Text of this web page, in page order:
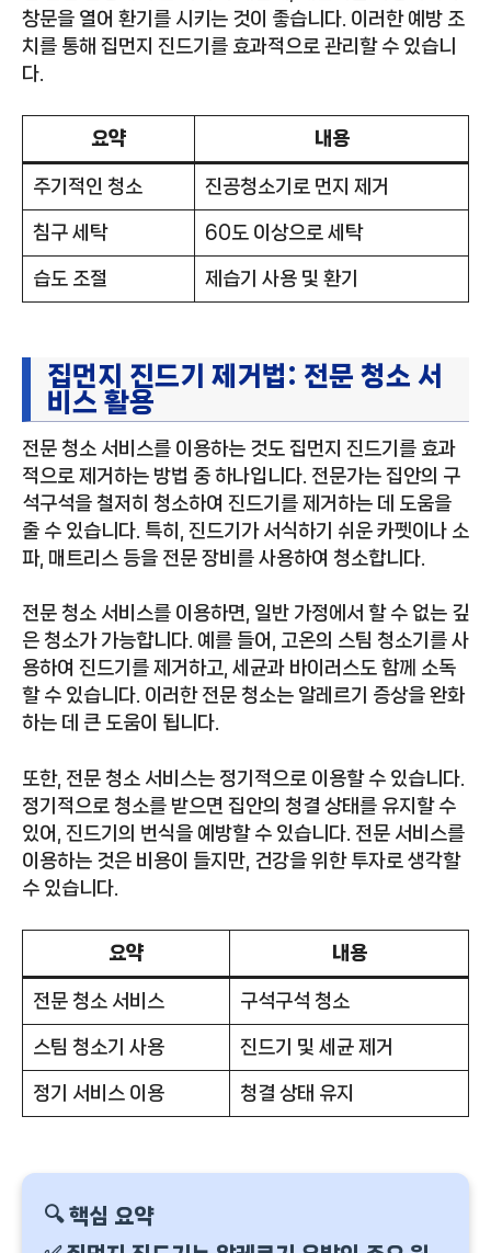
창문을 열어 환기를 시키는 것이 좋습니다. 이러한 예방 조
치를 통해 집먼지 진드기를 효과적으로 관리할 수 있습니
다.
요약 내용
주기적인 청소 진공청소기로 먼지 제거
침구 세탁 60도 이상으로 세탁
습도 조절 제습기 사용 및 환기
집먼지 진드기 제거법: 전문 청소 서
비스 활용
전문 청소 서비스를 이용하는 것도 집먼지 진드기를 효과
적으로 제거하는 방법 중 하나입니다. 전문가는 집안의 구
석구석을 철저히 청소하여 진드기를 제거하는 데 도움을
줄 수 있습니다. 특히, 진드기가 서식하기 쉬운 카펫이나 소
파, 매트리스 등을 전문 장비를 사용하여 청소합니다.
전문 청소 서비스를 이용하면, 일반 가정에서 할 수 없는 깊
은 청소가 가능합니다. 예를 들어, 고온의 스팀 청소기를 사
용하여 진드기를 제거하고, 세균과 바이러스도 함께 소독
할 수 있습니다. 이러한 전문 청소는 알레르기 증상을 완화
하는 데 큰 도움이 됩니다.
또한, 전문 청소 서비스는 정기적으로 이용할 수 있습니다.
정기적으로 청소를 받으면 집안의 청결 상태를 유지할 수
있어, 진드기의 번식을 예방할 수 있습니다. 전문 서비스를
이용하는 것은 비용이 들지만, 건강을 위한 투자로 생각할
수 있습니다.
요약 내용
전문 청소 서비스 구석구석 청소
스팀 청소기 사용 진드기 및 세균 제거
정기 서비스 이용 청결 상태 유지
🔍 핵심 요약